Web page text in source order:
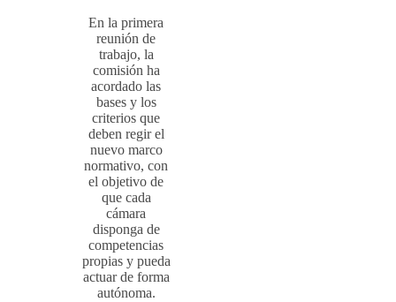
En la primera
reunión de
trabajo, la
comisión ha
acordado las
bases y los
criterios que
deben regir el
nuevo marco
normativo, con
el objetivo de
que cada
cámara
disponga de
competencias
propias y pueda
actuar de forma
autónoma.